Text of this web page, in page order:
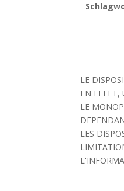
LE
EN EFFET,
LE
LES